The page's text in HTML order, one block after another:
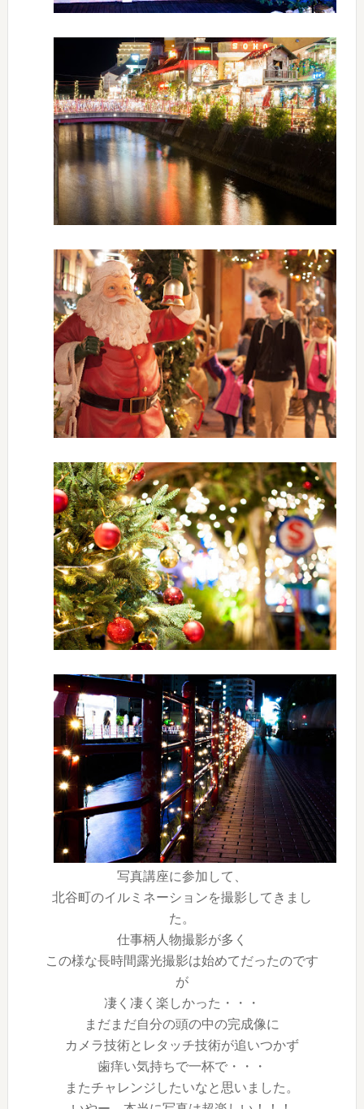
写真講座に参加して、
北谷町のイルミネーションを撮影してきまし
た。
仕事柄人物撮影が多く
この様な長時間露光撮影は始めてだったのです
が
凄く凄く楽しかった・・・
まだまだ自分の頭の中の完成像に
カメラ技術とレタッチ技術が追いつかず
歯痒い気持ちで一杯で・・・
またチャレンジしたいなと思いました。